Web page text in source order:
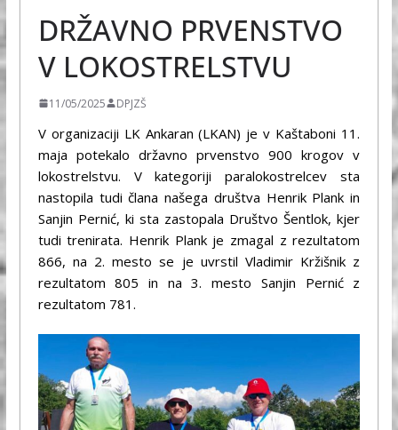
DRŽAVNO PRVENSTVO
V LOKOSTRELSTVU
11/05/2025 DPJZŠ
V organizaciji LK Ankaran (LKAN) je v Kaštaboni 11.
maja potekalo državno prvenstvo 900 krogov v
lokostrelstvu. V kategoriji paralokostrelcev sta
nastopila tudi člana našega društva Henrik Plank in
Sanjin Pernić, ki sta zastopala Društvo Šentlok, kjer
tudi trenirata. Henrik Plank je zmagal z rezultatom
866, na 2. mesto se je uvrstil Vladimir Kržišnik z
rezultatom 805 in na 3. mesto Sanjin Pernić z
rezultatom 781.